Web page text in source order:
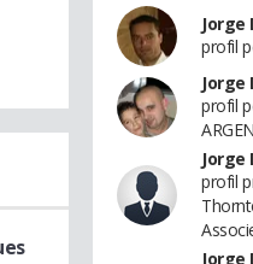
Jorge
profil
Jorge
profil
Jorge
profil
Jorge